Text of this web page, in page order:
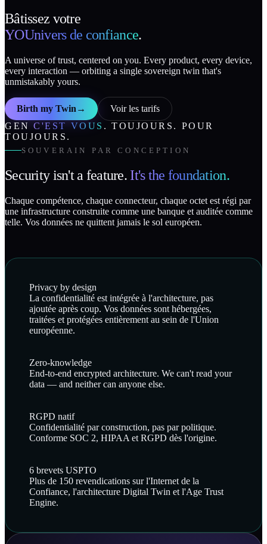
Bâtissez votre
YOUnivers de confiance.
A universe of trust, centered on you. Every product, every device,
every interaction — orbiting a single sovereign twin that's
unmistakably yours.
Birth my Twin →
Voir les tarifs
GENC'EST VOUS . TOUJOURS. POUR
TOUJOURS.
SOUVERAIN PAR CONCEPTION
Security isn't a feature. It's the foundation.
Chaque compétence, chaque connecteur, chaque octet est régi par
une infrastructure construite comme une banque et auditée comme
telle. Vos données ne quittent jamais le sol européen.
Privacy by design
La confidentialité est intégrée à l'architecture, pas
ajoutée après coup. Vos données sont hébergées,
traitées et protégées entièrement au sein de l'Union
européenne.
Zero-knowledge
End-to-end encrypted architecture. We can't read your
data — and neither can anyone else.
RGPD natif
Confidentialité par construction, pas par politique.
Conforme SOC 2, HIPAA et RGPD dès l'origine.
6 brevets USPTO
Plus de 150 revendications sur l'Internet de la
Confiance, l'architecture Digital Twin et l'Age Trust
Engine.